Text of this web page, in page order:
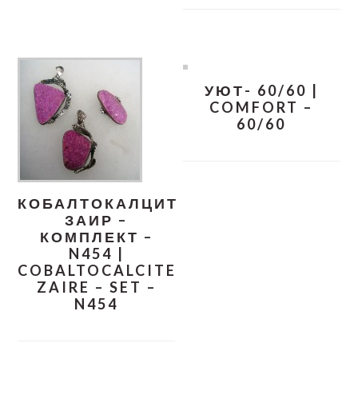
КОБАЛТОКАЛЦИТ
ЗАИР –
КОМПЛЕКТ –
N454 |
COBALTOCALCITE
ZAIRE – SET –
N454
УЮТ- 60/60 |
COMFORT –
60/60